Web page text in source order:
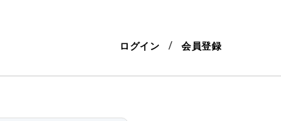
ログイン 会員登録